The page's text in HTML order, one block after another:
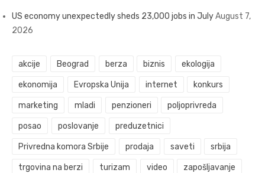
US economy unexpectedly sheds 23,000 jobs in JulyAugust 7,
2026
akcije Beograd berza biznis ekologija
ekonomija Evropska Unija internet konkurs
marketing mladi penzioneri poljoprivreda
posao poslovanje preduzetnici
Privredna komora Srbije prodaja saveti srbija
trgovina na berzi turizam video zapošljavanje